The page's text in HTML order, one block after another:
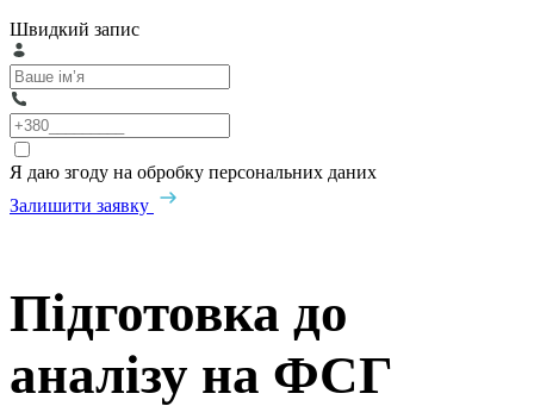
Швидкий запис
Я даю згоду на обробку персональних даних
Залишити заявку
Підготовка до
аналізу на ФСГ